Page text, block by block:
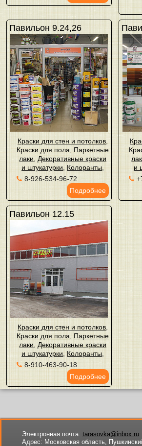
Павильон 9.24,26
Краски для стен и потолков
Краски для пола
Паркетные
лаки
Декоративные краски
и штукатурки
Колоранты
8-926-534-96-72
Подробнее
и
Павильон 12.15
Краски для стен и потолков
Краски для пола
Паркетные
лаки
Декоративные краски
и штукатурки
Колоранты
8-910-463-90-18
Подробнее
Электронная почта: tarasovka@inbox.ru
Адрес: Московская область,